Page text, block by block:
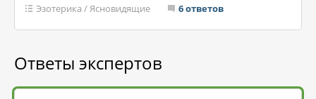
Эзотерика /Ясновидящие 6 ответов
Ответы экспертов